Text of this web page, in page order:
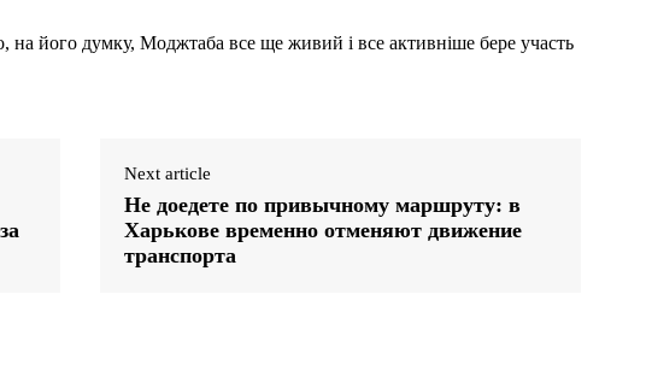
його думку, Моджтаба все ще живий і все активніше бере участь
Next article
Не доедете по привычному маршруту: в
Харькове временно отменяют движение
транспорта